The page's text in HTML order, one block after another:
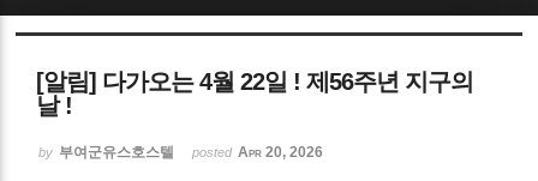
[알림] 다가오는 4월 22일 ! 제56주년 지구의
날 !
by 부여군유스호스텔 posted Apr 20, 2026
Sketchbook5, 스케치북5